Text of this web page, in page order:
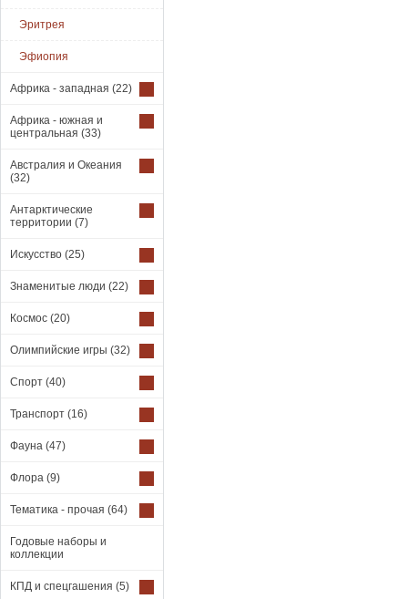
Эритрея
Эфиопия
Африка - западная (22)
Африка - южная и
центральная (33)
Австралия и Океания
(32)
Антарктические
территории (7)
Искусство (25)
Знаменитые люди (22)
Космос (20)
Олимпийские игры (32)
Спорт (40)
Транспорт (16)
Фауна (47)
Флора (9)
Тематика - прочая (64)
Годовые наборы и
коллекции
КПД и спецгашения (5)